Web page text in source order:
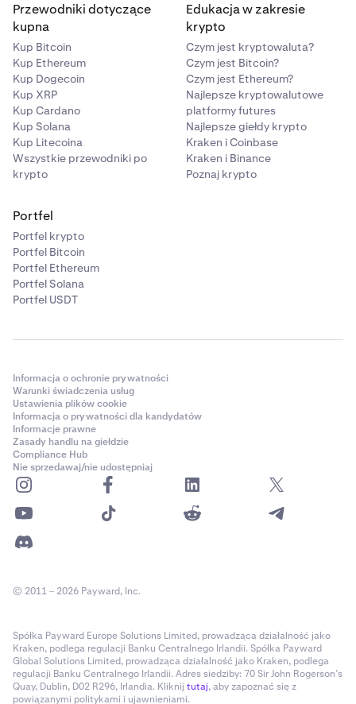
Przewodniki dotyczące
kupna
Kup Bitcoin
Kup Ethereum
Kup Dogecoin
Kup XRP
Kup Cardano
Kup Solana
Kup Litecoina
Wszystkie przewodniki po
krypto
Edukacja w zakresie
krypto
Czym jest kryptowaluta?
Czym jest Bitcoin?
Czym jest Ethereum?
Najlepsze kryptowalutowe
platformy futures
Najlepsze giełdy krypto
Kraken i Coinbase
Kraken i Binance
Poznaj krypto
Portfel
Portfel krypto
Portfel Bitcoin
Portfel Ethereum
Portfel Solana
Portfel USDT
Informacja o ochronie prywatności
Warunki świadczenia usług
Ustawienia plików cookie
Informacja o prywatności dla kandydatów
Informacje prawne
Zasady handlu na giełdzie
Compliance Hub
Nie sprzedawaj/nie udostępniaj
© 2011 – 2026 Payward, Inc.
Spółka Payward Europe Solutions Limited, prowadząca działalność jako
Kraken, podlega regulacji Banku Centralnego Irlandii. Spółka Payward
Global Solutions Limited, prowadząca działalność jako Kraken, podlega
regulacji Banku Centralnego Irlandii. Adres siedziby: 70 Sir John Rogerson’s
Quay, Dublin, D02 R296, Irlandia. Kliknij tutaj, aby zapoznać się z
powiązanymi politykami i ujawnieniami.